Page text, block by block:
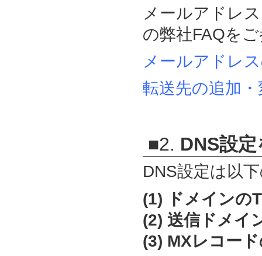
メールアドレ
の弊社FAQを
メールアドレ
転送先の追加
■2. DNS設
DNS設定は以
(1) ドメインの
(2) 送信ドメイ
(3) MXレコー